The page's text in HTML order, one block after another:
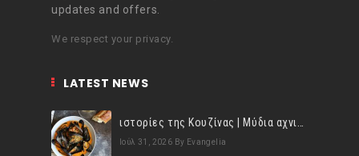
updates and offers.
We respect your privacy.
LATEST NEWS
Ιούλ 31, 2026 By Evangelia